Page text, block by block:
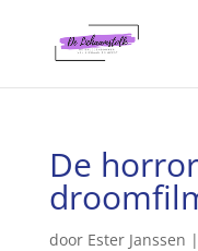
De
door Ester Janssen |